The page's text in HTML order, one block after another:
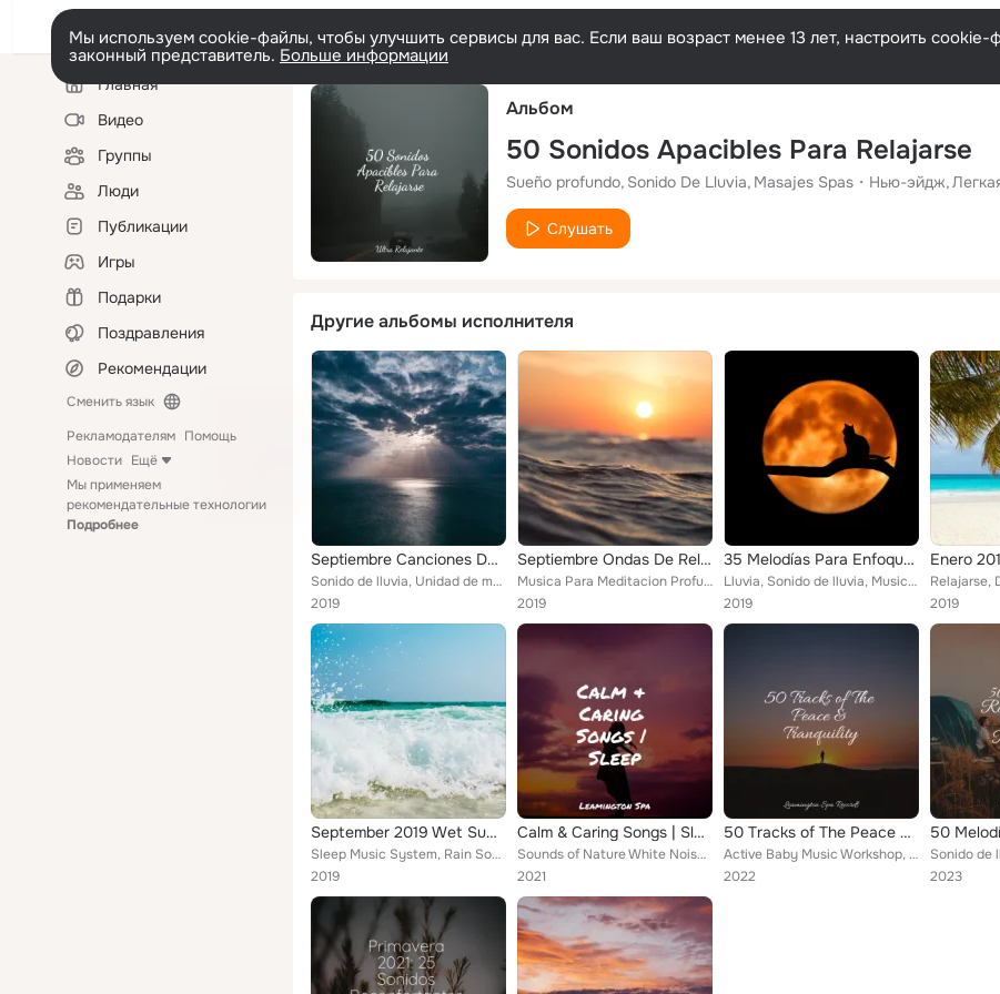
Русский
Мы используем cookie-файлы, чтобы улучшить сервисы для вас. Если ваш возраст менее 13 лет, настроить
законный представитель. Больше информации
Левая
колонкаГлавная
Видео
Группы
Люди
Публикации
Игры
Подарки
Поздравления
Рекомендации
Сменить язык
Рекламодателям Помощь
Новости Ещё
Мы применяем
рекомендательные технологии
Подробнее
Альбом
50 Sonidos Apacibles Para Relajarse
Sueño profundo Sonido De Lluvia Masajes Spas Нью-эйдж
Слушать
Другие альбомы исполнителя
Septiembre Canciones De Theta Wave Repetitivas
Sonido de lluvia, Unidad de música zen relajante, Música para Relaxar Maestro
2019
Septiembre Ondas De Relajación Pura Para Ayudar A Dormir
Musica Para Meditacion Profunda, Sonido de lluvia, Fabricantes De Lluvia
2019
35 Melodías Para Enfoque Profundo
Lluvia, Sonido de lluvia, Musica Meditaction
2019
2019
September 2019 Wet Summer Nights Chill Vibes
Sleep Music System, Rain Sound Studio, Sonido de lluvia
2019
Calm & Caring Songs | Sleep
Sounds of Nature White Noise Sound Effects, Sonido de lluvia, Musica Relajante
2021
50 Tracks of The Peace & Tranquility
Active Baby Music Workshop, Sonido de lluvia, White Noise Nature Sounds Baby Sleep
2022
2023